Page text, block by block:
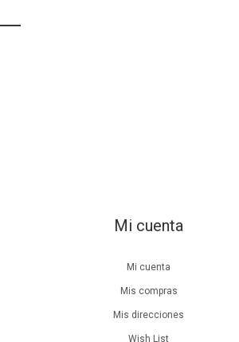
Mi cuenta
Mi cuenta
Mis compras
Mis direcciones
Wish List